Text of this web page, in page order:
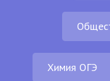
Химия ОГЭ